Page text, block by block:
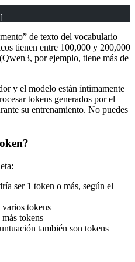
de texto del vocabulario
tienen entre 100,000 y 200,000
por ejemplo, tiene más de
y el modelo están íntimamente
tokens generados por el
su entrenamiento. No puedes
ser 1 token o más, según el
tokens
tokens
también son tokens